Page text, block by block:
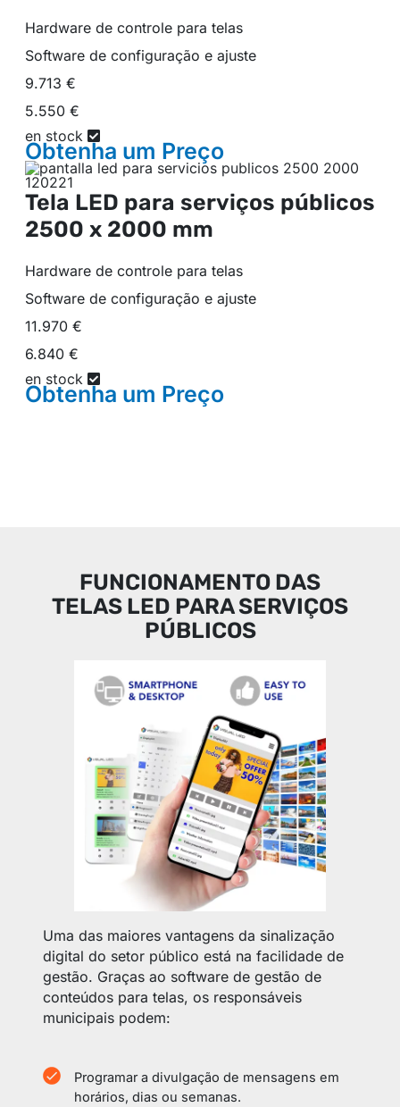
Hardware de controle para telas
Software de configuração e ajuste
9.713 €
5.550 €
en stock
Obtenha um Preço
Tela LED para serviços públicos
2500 x 2000 mm
Hardware de controle para telas
Software de configuração e ajuste
11.970 €
6.840 €
en stock
Obtenha um Preço
FUNCIONAMENTO DAS
TELAS LED PARA SERVIÇOS
PÚBLICOS
Uma das maiores vantagens da sinalização
digital do setor público está na facilidade de
gestão. Graças ao software de gestão de
conteúdos para telas, os responsáveis
municipais podem:
Programar a divulgação de mensagens em
horários, dias ou semanas.